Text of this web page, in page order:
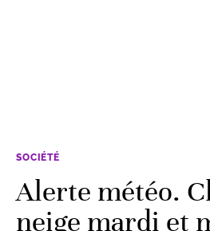
SOCIÉTÉ
Alerte météo.
neige mardi et